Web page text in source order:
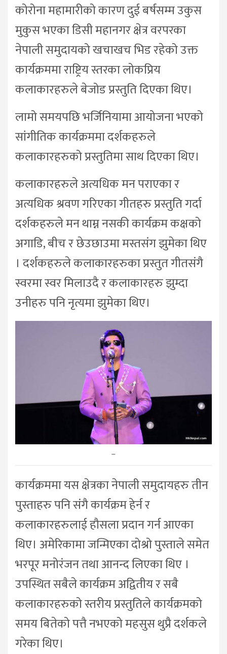
कोरोना महामारीको कारण दुई बर्षसम्म उकुस
मुकुस भएका डिसी महानगर क्षेत्र वरपरका
नेपाली समुदायको खचाखच भिड रहेको उक्त
कार्यक्रममा राष्ट्रिय स्तरका लोकप्रिय
कलाकारहरुले बेजोड प्रस्तुति दिएका थिए।
लामो समयपछि भर्जिनियामा आयोजना भएको
सांगीतिक कार्यक्रममा दर्शकहरुले
कलाकारहरुको प्रस्तुतिमा साथ दिएका थिए।
कलाकारहरुले अत्यधिक मन पराएका र
अत्यधिक श्रवण गरिएका गीतहरु प्रस्तुति गर्दा
दर्शकहरुले मन थाम्न नसकी कार्यक्रम कक्षको
अगाडि, बीच र छेउछाउमा मस्तसंग झुमेका थिए
। दर्शकहरुले कलाकारहरुका प्रस्तुत गीतसंगै
स्वरमा स्वर मिलाउदै र कलाकारहरु झुम्दा
उनीहरु पनि नृत्यमा झुमेका थिए।
–
कार्यक्रममा यस क्षेत्रका नेपाली समुदायहरु तीन
पुस्ताहरु पनि संगै कार्यक्रम हेर्न र
कलाकारहरुलाई हौसला प्रदान गर्न आएका
थिए। अमेरिकामा जन्मिएका दोश्रो पुस्ताले समेत
भरपूर मनोरंजन तथा आनन्द लिएका थिए ।
उपस्थित सबैले कार्यक्रम अद्वितीय र सबै
कलाकारहरुको स्तरीय प्रस्तुतिले कार्यक्रमको
समय बितेको पत्तै नभएको महसुस थुप्रै दर्शकले
गरेका थिए।